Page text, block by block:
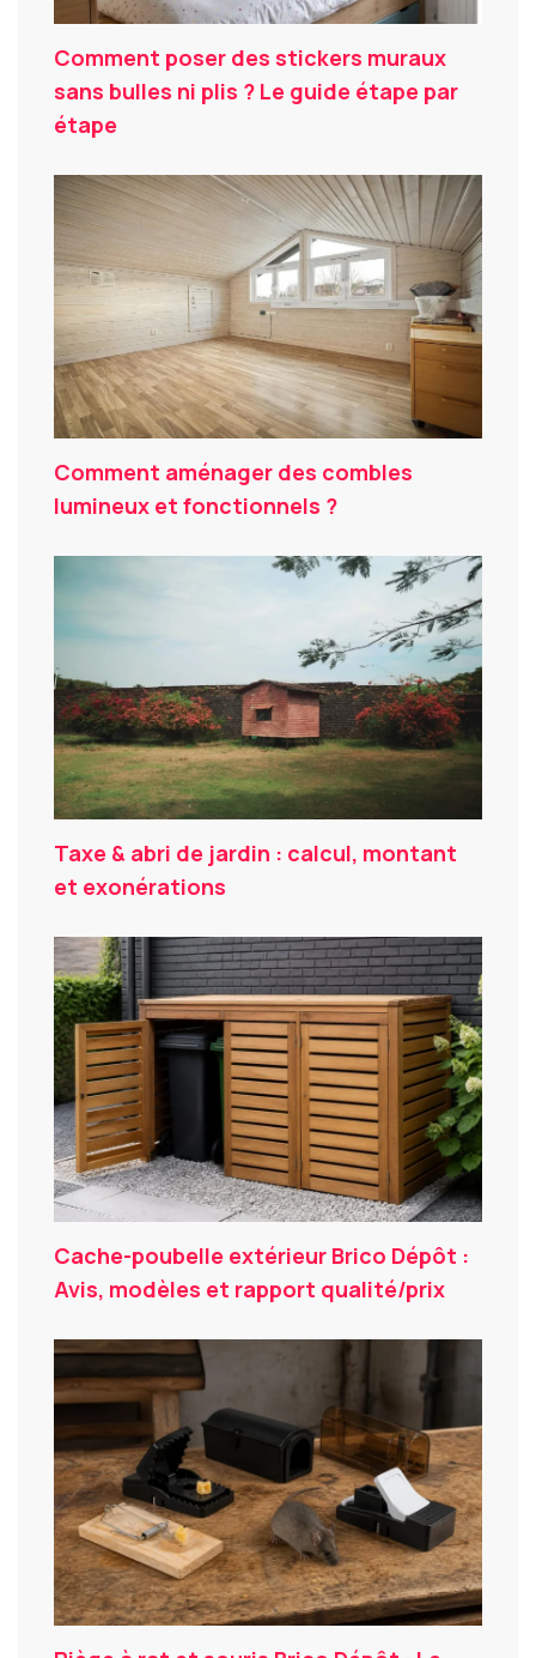
Comment poser des stickers muraux
sans bulles ni plis ? Le guide étape par
étape
Comment aménager des combles
lumineux et fonctionnels ?
Taxe & abri de jardin : calcul, montant
et exonérations
Cache-poubelle extérieur Brico Dépôt :
Avis, modèles et rapport qualité/prix